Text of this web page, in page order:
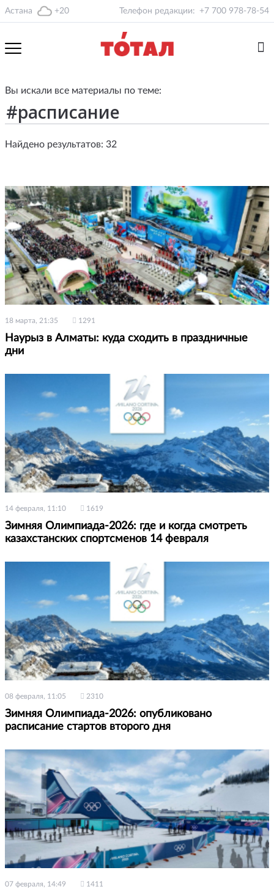
Астана +20 Телефон редакции: +7 700 978-78-54
Вы искали все материалы по теме:
Найдено результатов: 32
18 марта, 21:35 1291
Наурыз в Алматы: куда сходить в праздничные
дни
14 февраля, 11:10 1619
Зимняя Олимпиада-2026: где и когда смотреть
казахстанских спортсменов 14 февраля
08 февраля, 11:05 2310
Зимняя Олимпиада-2026: опубликовано
расписание стартов второго дня
07 февраля, 14:49 1411